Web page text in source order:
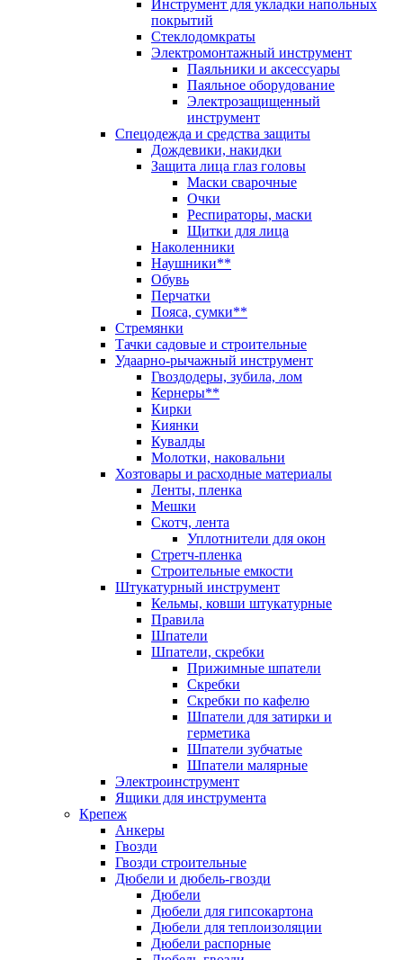
Инструмент для укладки напольных
покрытий
Стеклодомкраты
Электромонтажный инструмент
Паяльники и аксессуары
Паяльное оборудование
Электрозащищенный
инструмент
Спецодежда и средства защиты
Дождевики, накидки
Защита лица глаз головы
Маски сварочные
Очки
Респираторы, маски
Щитки для лица
Наколенники
Наушники**
Обувь
Перчатки
Пояса, сумки**
Стремянки
Тачки садовые и строительные
Удаарно-рычажный инструмент
Гвоздодеры, зубила, лом
Кернеры**
Кирки
Киянки
Кувалды
Молотки, наковальни
Хозтовары и расходные материалы
Ленты, пленка
Мешки
Скотч, лента
Уплотнители для окон
Стретч-пленка
Строительные емкости
Штукатурный инструмент
Кельмы, ковши штукатурные
Правила
Шпатели
Шпатели, скребки
Прижимные шпатели
Скребки
Скребки по кафелю
Шпатели для затирки и
герметика
Шпатели зубчатые
Шпатели малярные
Электроинструмент
Ящики для инструмента
Крепеж
Анкеры
Гвозди
Гвозди строительные
Дюбели и дюбель-гвозди
Дюбели
Дюбели для гипсокартона
Дюбели для теплоизоляции
Дюбели распорные